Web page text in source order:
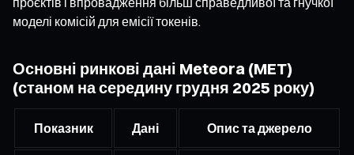
моделі комісій для емісії токенів.
Основні ринкові дані Meteora (MET)
(станом на середину грудня 2025 року)
Показник Дані Опис та джерело